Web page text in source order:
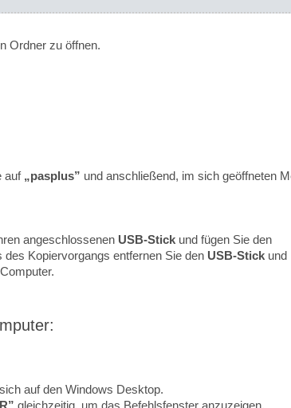
Ordner zu öffnen.
auf „pasplus” und anschließend, im sich geöffneten
angeschlossenen USB-Stick und fügen Sie den
Kopiervorgangs entfernen Sie den USB-Stick und
auf den Windows Desktop.
gleichzeitig, um das Befehlsfenster anzuzeigen.